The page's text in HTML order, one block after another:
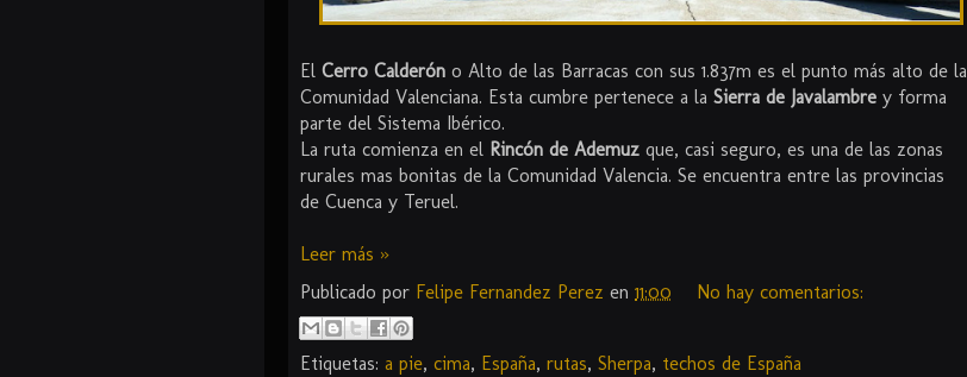
El Cerro Calderón o Alto de las Barracas con sus 1.837m es el punto más alto de la
Comunidad Valenciana. Esta cumbre pertenece a la Sierra de Javalambre y forma
parte del Sistema Ibérico.
La ruta comienza en el Rincón de Ademuz que, casi seguro, es una de las zonas
rurales mas bonitas de la Comunidad Valencia. Se encuentra entre las provincias
de Cuenca y Teruel.
Leer más »
Publicado por Felipe Fernandez Perez en 11:00 No hay comentarios:
Etiquetas: a pie, cima, España, rutas, Sherpa, techos de España